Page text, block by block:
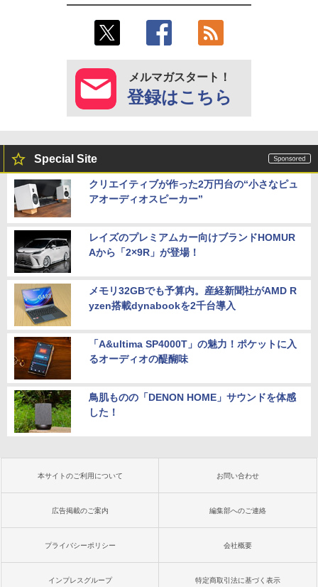
メルマガスタート！
登録はこちら
Special Site
クリエイティブが作った2万円台の“小さなピュ
アオーディオスピーカー”
レイズのプレミアムカー向けブランドHOMUR
Aから「2×9R」が登場！
メモリ32GBでも予算内。産経新聞社がAMD R
yzen搭載dynabookを2千台導入
「A&ultima SP4000T」の魅力！ポケットに入
るオーディオの醍醐味
鳥肌ものの「DENON HOME」サウンドを体感
した！
本サイトのご利用について お問い合わせ
広告掲載のご案内 編集部へのご連絡
プライバシーポリシー 会社概要
インプレスグループ 特定商取引法に基づく表示